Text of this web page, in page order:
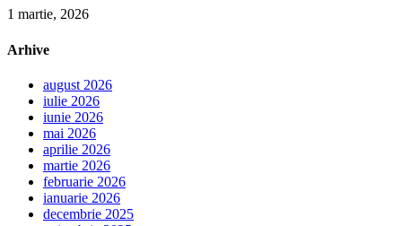
1 martie, 2026
Arhive
august 2026
iulie 2026
iunie 2026
mai 2026
aprilie 2026
martie 2026
februarie 2026
ianuarie 2026
decembrie 2025